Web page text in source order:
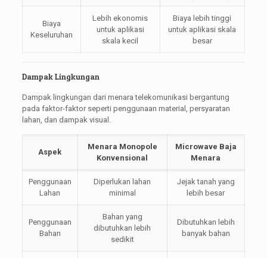
Biaya
Keseluruhan
Lebih ekonomis
untuk aplikasi
skala kecil
Biaya lebih tinggi
untuk aplikasi skala
besar
Dampak Lingkungan
Dampak lingkungan dari menara telekomunikasi bergantung
pada faktor-faktor seperti penggunaan material, persyaratan
lahan, dan dampak visual.
Aspek
Menara Monopole
Konvensional
Microwave Baja
Menara
Penggunaan
Lahan
Diperlukan lahan
minimal
Jejak tanah yang
lebih besar
Penggunaan
Bahan
Bahan yang
dibutuhkan lebih
sedikit
Dibutuhkan lebih
banyak bahan